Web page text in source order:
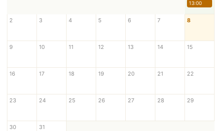
13:00
2 3 4 5 6 7 8
9 10 11 12 13 14 15
16 17 18 19 20 21 22
23 24 25 26 27 28 29
30 31